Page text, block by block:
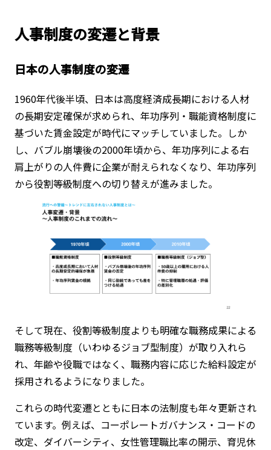
人事制度の変遷と背景
日本の人事制度の変遷
1960年代後半頃、日本は高度経済成長期における人材
の長期安定確保が求められ、年功序列・職能資格制度に
基づいた賃金設定が時代にマッチしていました。しか
し、バブル崩壊後の2000年頃から、年功序列による右
肩上がりの人件費に企業が耐えられなくなり、年功序列
から役割等級制度への切り替えが進みました。
そして現在、役割等級制度よりも明確な職務成果による
職務等級制度（いわゆるジョブ型制度）が取り入れら
れ、年齢や役職ではなく、職務内容に応じた給料設定が
採用されるようになりました。
これらの時代変遷とともに日本の法制度も年々更新され
ています。例えば、コーポレートガバナンス・コードの
改定、ダイバーシティ、女性管理職比率の開示、育児休